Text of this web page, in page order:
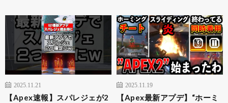
2025.11.21
【Apex速報】スパレジェが2
2025.11.19
【Apex最新アプデ】“ホーミ